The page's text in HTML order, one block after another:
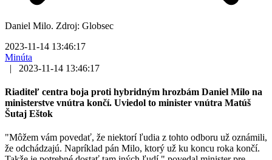
Daniel Milo. Zdroj: Globsec
2023-11-14 13:46:17
Minúta
|
2023-11-14 13:46:17
Riaditeľ centra boja proti hybridným hrozbám Daniel Milo na
ministerstve vnútra končí. Uviedol to minister vnútra Matúš
Šutaj Eštok
"Môžem vám povedať, že niektorí ľudia z tohto odboru už oznámili,
že odchádzajú. Napríklad pán Milo, ktorý už ku koncu roka končí.